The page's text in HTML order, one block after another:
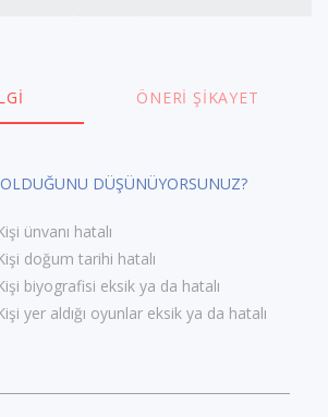
ÖNERI ŞIKAYET
DÜŞÜNÜYORSUNUZ?
ünvanı hatalı
doğum tarihi hatalı
biyografisi eksik ya da hatalı
yer aldığı oyunlar eksik ya da hatalı